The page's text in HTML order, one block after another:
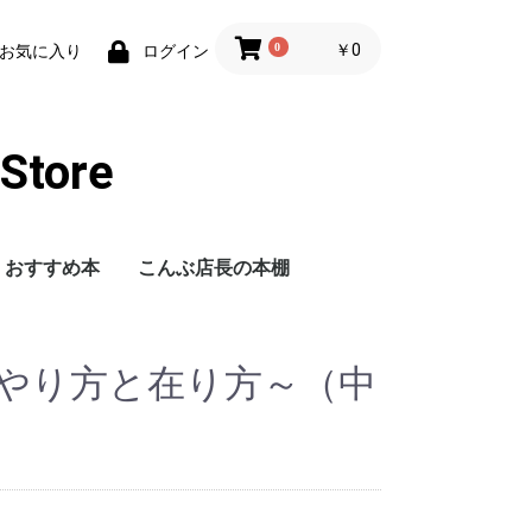
お気に入り ログイン 0 ￥0
おすすめ本 こんぶ店長の本棚
り方と在り方～（中